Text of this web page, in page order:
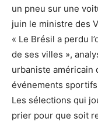
un pneu sur une
juin le ministre des
« Le Brésil a perdu
de ses villes »,
urbaniste américain
événements
Les sélections qui
prier pour que soit